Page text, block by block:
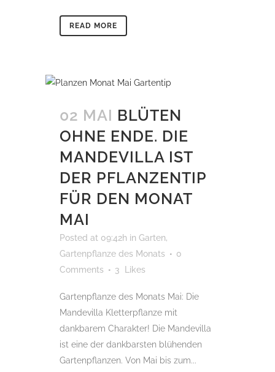
READ MORE
02 MAI BLÜTEN
OHNE ENDE. DIE
MANDEVILLA IST
DER PFLANZENTIP
FÜR DEN MONAT
MAI
Posted at 09:42h in Garten,
Gartenpflanze des Monats
0
Comments
3 Likes
Gartenpflanze des Monats Mai: Die
Mandevilla Kletterpflanze mit
dankbarem Charakter! Die Mandevilla
ist eine der dankbarsten blühenden
Gartenpflanzen. Von Mai bis zum...